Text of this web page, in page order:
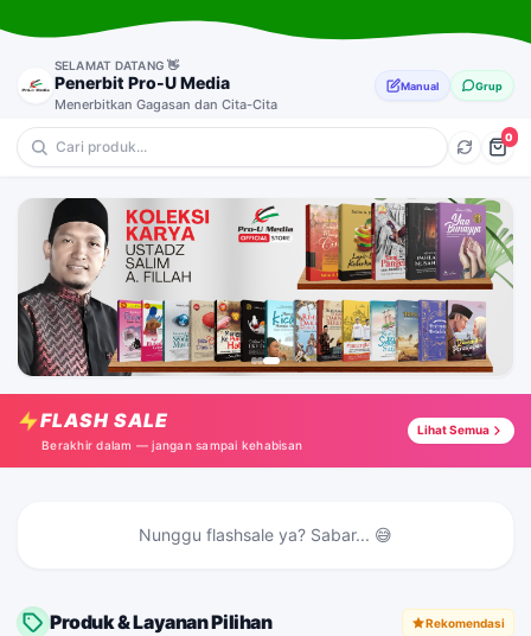
SELAMAT DATANG 👋
Penerbit Pro-U Media
Menerbitkan Gagasan dan Cita-Cita
Manual Grup
0
💎 Anak-Anak 🔥 Dakwah & Pemikiran ⭐ Muslimah
🎁 Motivasi
Membentang Ketakutan Tap →
Cimat-Cimut Tap →
FLASH SALE
Berakhir dalam — jangan sampai kehabisan
Lihat Semua
Nunggu flashsale ya? Sabar... 😅
Produk & Layanan Pilihan Rekomendasi